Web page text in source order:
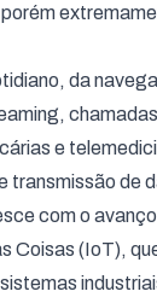
da
e
transmissão de
com o
Coisas (IoT),